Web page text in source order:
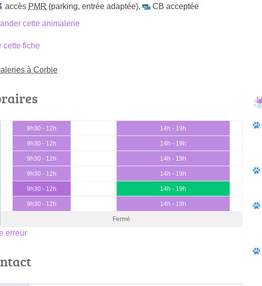
accès PMR (parking, entrée adaptée),
CB acceptée
cette animalerie
cette fiche
à Corbie
9h30 - 12h 14h - 19h
9h30 - 12h 14h - 19h
9h30 - 12h 14h - 19h
9h30 - 12h 14h - 19h
9h30 - 12h 14h - 19h
9h30 - 12h 14h - 19h
Fermé
erreur